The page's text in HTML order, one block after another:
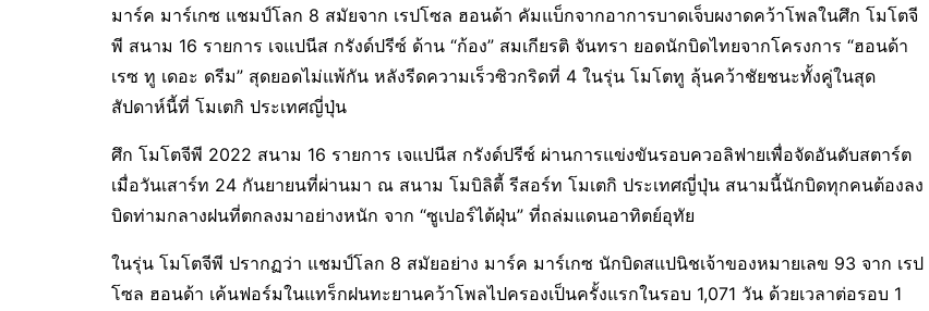
มาร์ค มาร์เกซ แชมป์โลก 8 สมัยจาก เรปโซล ฮอนด้า คัมแบ็กจากอาการบาดเจ็บผงาดคว้าโพลในศึก โมโตจี
พี สนาม 16 รายการ เจแปนีส กรังด์ปรีซ์ ด้าน “ก้อง” สมเกียรติ จันทรา ยอดนักบิดไทยจากโครงการ “ฮอนด้า
เรซ ทู เดอะ ดรีม” สุดยอดไม่แพ้กัน หลังรีดความเร็วซิวกริดที่ 4 ในรุ่น โมโตทู ลุ้นคว้าชัยชนะทั้งคู่ในสุด
สัปดาห์นี้ที่ โมเตกิ ประเทศญี่ปุ่น
ศึก โมโตจีพี 2022 สนาม 16 รายการ เจแปนีส กรังด์ปรีซ์ ผ่านการแข่งขันรอบควอลิฟายเพื่อจัดอันดับสตาร์ต
เมื่อวันเสาร์ท 24 กันยายนที่ผ่านมา ณ สนาม โมบิลิตี้ รีสอร์ท โมเตกิ ประเทศญี่ปุ่น สนามนี้นักบิดทุกคนต้องลง
บิดท่ามกลางฝนที่ตกลงมาอย่างหนัก จาก “ซูเปอร์ไต้ฝุ่น” ที่ถล่มแดนอาทิตย์อุทัย
ในรุ่น โมโตจีพี ปรากฏว่า แชมป์โลก 8 สมัยอย่าง มาร์ค มาร์เกซ นักบิดสแปนิชเจ้าของหมายเลข 93 จาก เรป
โซล ฮอนด้า เค้นฟอร์มในแทร็กฝนทะยานคว้าโพลไปครองเป็นครั้งแรกในรอบ 1,071 วัน ด้วยเวลาต่อรอบ 1